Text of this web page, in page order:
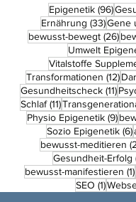
Epigenetik (96)96
Ernährung (33)33
Gene
bewusst-bewegt (26)26
Umwelt
Vitalstoffe
Transformationen (12)12
Gesundheitscheck (11)11
Schlaf (11)11 Beiträge
Physio Epigenetik (9)9
Sozio Epigenetik (6)
bewusst-meditieren
Gesundheit-Erfolg
bewusst-manifestieren (1)
SEO (1)1